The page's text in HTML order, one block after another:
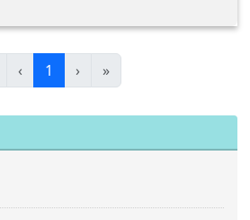
‹ 1 (current)
› »